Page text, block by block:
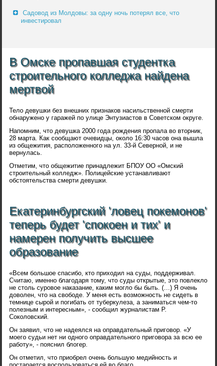
Садовод из Молдовы: за одну ночь потерял все, что
инвестировал
В Омске пропавшая студентка
строительного колледжа найдена
мертвой
Тело девушки без внешних признаков насильственной смерти
обнаружено у гаражей по улице Энтузиастов в Советском округе.
Напомним, что девушка 2000 года рождения пропала во вторник,
28 марта. Как сообщают очевидцы, около 16:30 часов она вышла
из общежития, расположенного на ул. 33-й Северной, и не
вернулась.
Отметим, что общежитие принадлежит БПОУ ОО «Омский
строительный колледж». Полицейские устанавливают
обстоятельства смерти девушки.
Екатеринбургский 'ловец покемонов'
теперь будет 'спокоен и тих' и
намерен получить высшее
образование
«Всем большое спасибо, кто приходил на суды, поддерживал.
Считаю, именно благодаря тому, что суды открытые, это повлекло
не столь суровое наказание, каким могло бы быть. (…) Я очень
доволен, что на свободе. У меня есть возможность не сидеть в
темнице сырой и погибать от туберкулеза, а заниматься чем-то
полезным и интересным», - сообщил журналистам Р.
Соколовский.
Он заявил, что не надеялся на оправдательный приговор. «У
моего судьи нет ни одного оправдательного приговора за всю ее
работу», - пояснил блогер.
Он отметил, что приобрел очень большую медийность и